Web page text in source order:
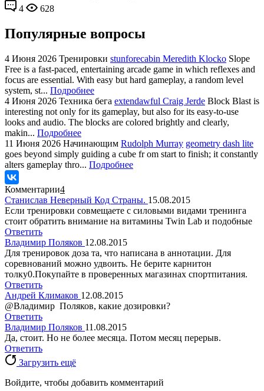
4
628
Популярные вопросы
4 Июня 2026 Тренировки stunforecabin Meredith Klocko Slope
Free is a fast-paced, entertaining arcade game in which reflexes and
focus are essential. With easy but hard gameplay, a random level
system, st... Подробнее
4 Июня 2026 Техника бега extendawful Craig Jerde Block Blast is
interesting not only for its gameplay, but also for its easy-to-use
looks and audio. The blocks are colored brightly and clearly,
makin... Подробнее
11 Июня 2026 Начинающим Rudolph Murray geometry dash lite
goes beyond simply guiding a cube fr om start to finish; it constantly
alters gameplay thro... Подробнее
Комментарии4
Станислав Неверный Код Страны. 15.08.2015
Если тренировки совмещаете с силовыми видами тренинга
стоит обратить внимание на витамины Twin Lab и подобные
Ответить
Владимир Поляков 12.08.2015
Для тренировок доза та, что написана в аннотации. Для
соревнований можно удвоить. Не берите карнитон
толку0.Покупайте в проверенных магазинах спортпитания.
Ответить
Андрей Климаков 12.08.2015
@Владимир Поляков, какие дозировки?
Ответить
Владимир Поляков 11.08.2015
Да, стоит. Но не более месяца. Потом месяц перерыв.
Ответить
Загрузить ещё
Войдите, чтобы добавить комментарий